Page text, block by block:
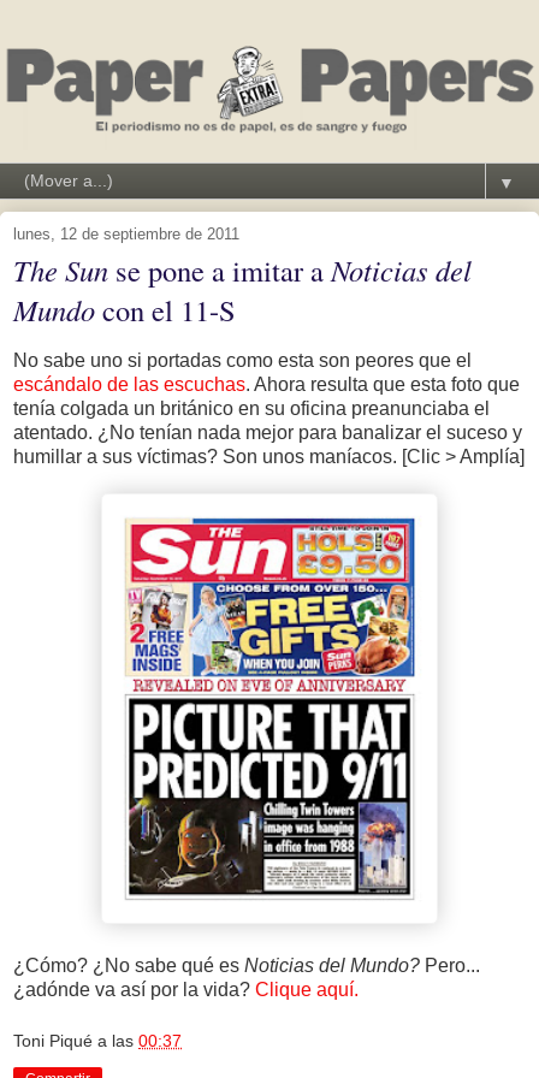
▼
lunes, 12 de septiembre de 2011
The Sun se pone a imitar aNoticias del
Mundocon el 11-S
No sabe uno si portadas como esta son peores que el
escándalo de las escuchas. Ahora resulta que esta foto que
tenía colgada un británico en su oficina preanunciaba el
atentado. ¿No tenían nada mejor para banalizar el suceso y
humillar a sus víctimas? Son unos maníacos. [Clic > Amplía]
¿Cómo? ¿No sabe qué es Noticias del Mundo? Pero...
¿adónde va así por la vida? Clique aquí.
Toni Piqué a las 00:37